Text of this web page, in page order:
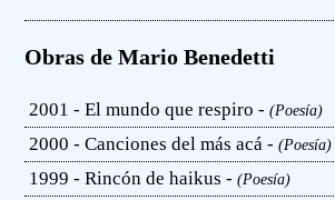
Obras de Mario Benedetti
2001 - El mundo que respiro -(Poesía)
2000 - Canciones del más acá -(Poesía)
1999 - Rincón de haikus -(Poesía)